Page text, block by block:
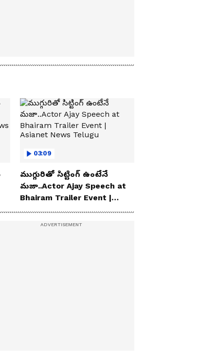
03:09
ముగ్గురితో సిట్టింగ్ ఉంటేనే
మజా..Actor Ajay Speech at
Bhairam Trailer Event |
Asianet News Telugu